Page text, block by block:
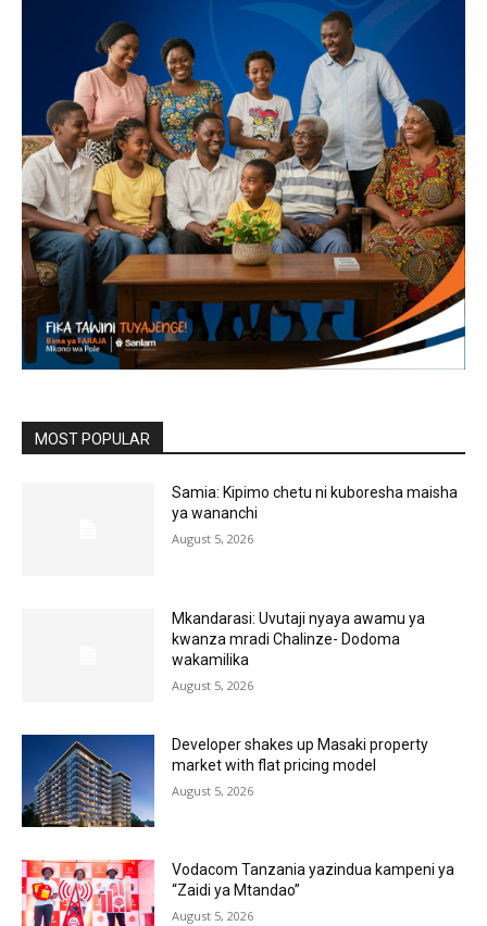
MOST POPULAR
Samia: Kipimo chetu ni kuboresha maisha
ya wananchi
August 5, 2026
Mkandarasi: Uvutaji nyaya awamu ya
kwanza mradi Chalinze- Dodoma
wakamilika
August 5, 2026
Developer shakes up Masaki property
market with flat pricing model
August 5, 2026
Vodacom Tanzania yazindua kampeni ya
“Zaidi ya Mtandao”
August 5, 2026